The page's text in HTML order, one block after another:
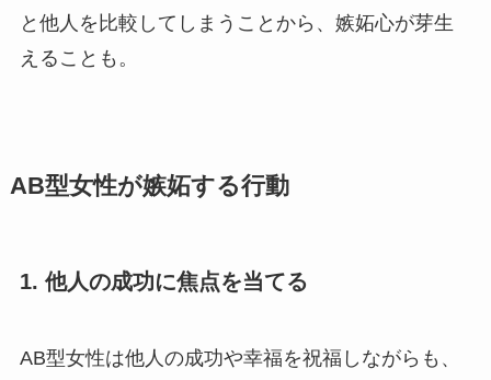
と他人を比較してしまうことから、嫉妬心が芽生
えることも。
AB型女性が嫉妬する行動
1. 他人の成功に焦点を当てる
AB型女性は他人の成功や幸福を祝福しながらも、